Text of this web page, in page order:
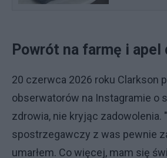
Powrót na farmę i apel
20 czerwca 2026 roku Clarkson
obserwatorów na Instagramie o
zdrowia, nie kryjąc zadowolenia.
spostrzegawczy z was pewnie
umarłem. Co więcej, mam się